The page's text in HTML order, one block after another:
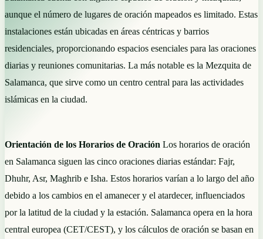
aunque el número de lugares de oración mapeados es limitado. Estas
instalaciones están ubicadas en áreas céntricas y barrios
residenciales, proporcionando espacios esenciales para las oraciones
diarias y reuniones comunitarias. La más notable es la Mezquita de
Salamanca, que sirve como un centro central para las actividades
islámicas en la ciudad.
Orientación de los Horarios de Oración Los horarios de oración
en Salamanca siguen las cinco oraciones diarias estándar: Fajr,
Dhuhr, Asr, Maghrib e Isha. Estos horarios varían a lo largo del año
debido a los cambios en el amanecer y el atardecer, influenciados
por la latitud de la ciudad y la estación. Salamanca opera en la hora
central europea (CET/CEST), y los cálculos de oración se basan en